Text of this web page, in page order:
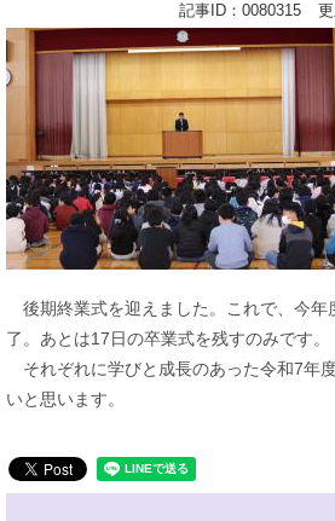
記事ID：0080315
後期終業式を迎えました。これで、今年
了。あとは17日の卒業式を残すのみです。
それぞれに学びと成長のあった令和7年
いと思います。